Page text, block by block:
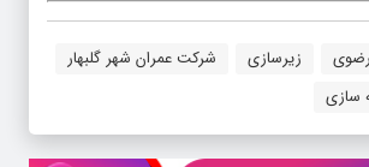
رضوی زیرسازی
شرکت عمران شهر گلبهار
سازی